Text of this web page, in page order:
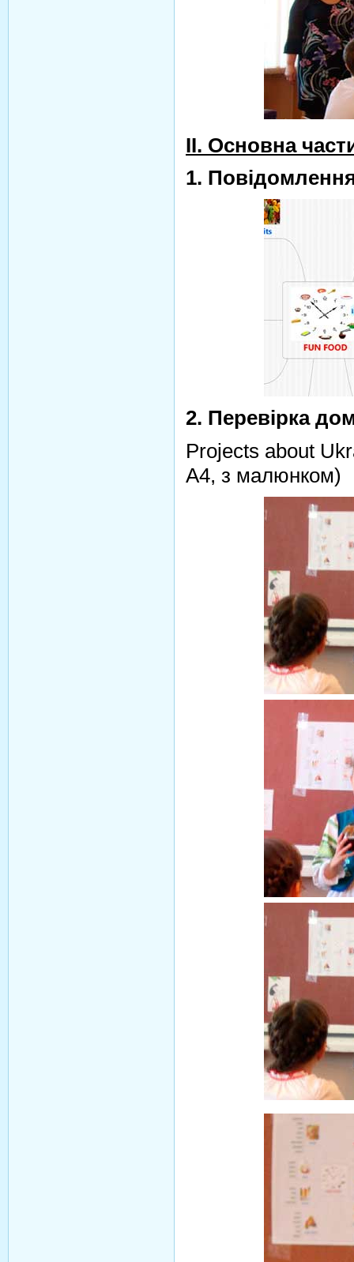
ІІ. Основна
1.
2. Перевірка
Projects about
А4, з малюнком)